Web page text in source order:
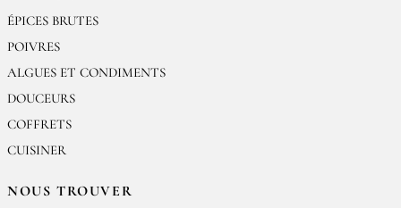
ÉPICES BRUTES
POIVRES
ALGUES ET CONDIMENTS
DOUCEURS
COFFRETS
CUISINER
NOUS TROUVER